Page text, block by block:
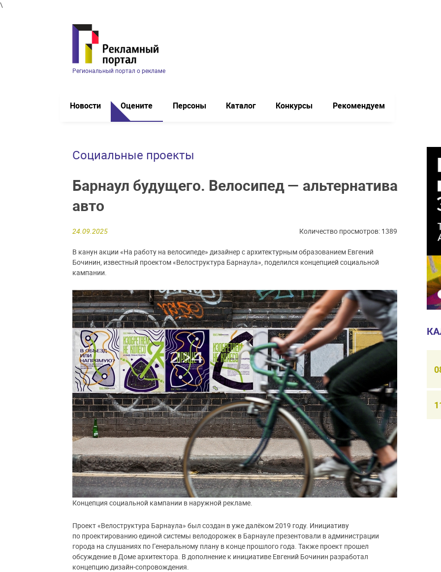
\
Региональный портал о рекламе
Новости Оцените Персоны Каталог Конкурсы Рекомендуем
Социальные проекты
Барнаул будущего. Велосипед — альтернатива
авто
24.09.2025 Количество просмотров: 1389
В канун акции «На работу на велосипеде» дизайнер с архитектурным образованием Евгений
Бочинин, известный проектом «Велоструктура Барнаула», поделился концепцией социальной
кампании.
Концепция социальной кампании в наружной рекламе.
Проект «Велоструктура Барнаула» был создан в уже далёком 2019 году. Инициативу
по проектированию единой системы велодорожек в Барнауле презентовали в администрации
города на слушаниях по Генеральному плану в конце прошлого года. Также проект прошел
обсуждение в Доме архитектора. В дополнение к инициативе Евгений Бочинин разработал
концепцию дизайн-сопровождения.